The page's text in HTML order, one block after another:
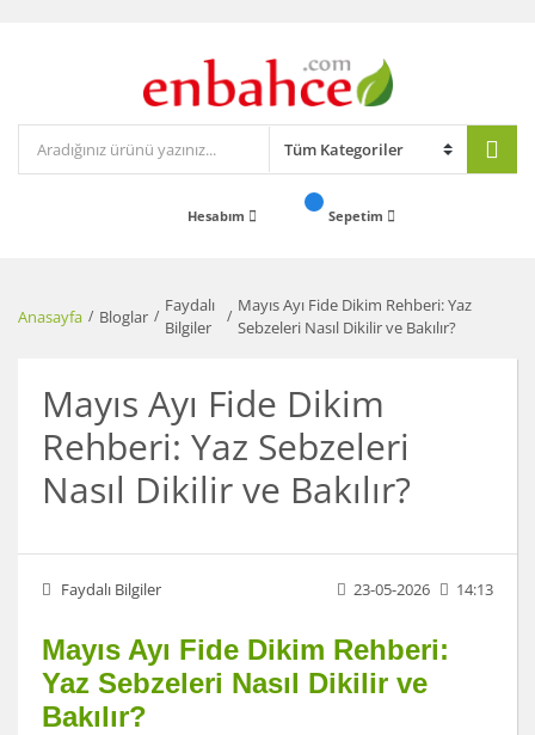
Hesabım Sepetim
Anasayfa Bloglar
Faydalı
Bilgiler
Mayıs Ayı Fide Dikim Rehberi: Yaz
Sebzeleri Nasıl Dikilir ve Bakılır?
Mayıs Ayı Fide Dikim
Rehberi: Yaz Sebzeleri
Nasıl Dikilir ve Bakılır?
Faydalı Bilgiler 23-05-2026 14:13
Mayıs Ayı Fide Dikim Rehberi:
Yaz Sebzeleri Nasıl Dikilir ve
Bakılır?